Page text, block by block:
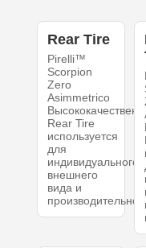
Rear Tire
Pirelli™
Scorpion
Zero
Asimmetrico
Rear Tire
используется
для
индивидуального
внешнего
вида и